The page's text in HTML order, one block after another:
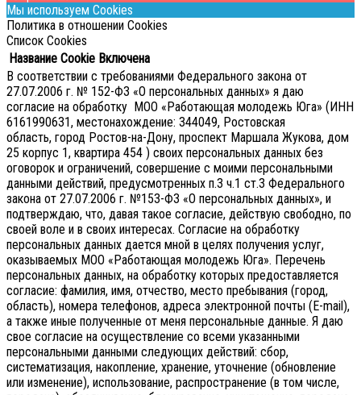
Мы используем Cookies
Политика в отношении Cookies
Список Cookies
Название Cookie Включена
В соответствии с требованиями Федерального закона от
27.07.2006 г. № 152-ФЗ «О персональных данных» я даю
согласие на обработку МОО «Работающая молодежь Юга» (ИНН
6161990631, местонахождение: 344049, Ростовская
область, город Ростов-на-Дону, проспект Маршала Жукова, дом
25 корпус 1, квартира 454 ) своих персональных данных без
оговорок и ограничений, совершение с моими персональными
данными действий, предусмотренных п.3 ч.1 ст.3 Федерального
закона от 27.07.2006 г. №153-ФЗ «О персональных данных», и
подтверждаю, что, давая такое согласие, действую свободно, по
своей воле и в своих интересах. Согласие на обработку
персональных данных дается мной в целях получения услуг,
оказываемых МОО «Работающая молодежь Юга». Перечень
персональных данных, на обработку которых предоставляется
согласие: фамилия, имя, отчество, место пребывания (город,
область), номера телефонов, адреса электронной почты (E-mail),
а также иные полученные от меня персональные данные. Я даю
свое согласие на осуществление со всеми указанными
персональными данными следующих действий: сбор,
систематизация, накопление, хранение, уточнение (обновление
или изменение), использование, распространение (в том числе,